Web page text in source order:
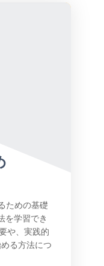
ための基礎
を学習でき
や、実践的
る方法につ